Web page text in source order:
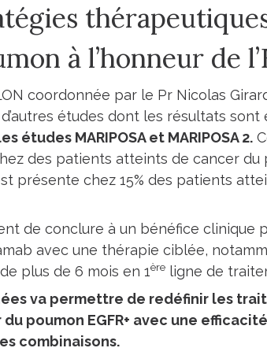
à l’honneur de
coordonnée par le Pr Nicolas
études dont les résultats
études MARIPOSA et MARIPOSA 2.
des patients atteints de cancer du
présente chez 15% des patients
de conclure à un bénéfice clinique
avec une thérapie ciblée,
plus de 6 mois en 1èreligne de
va permettre de redéfinir les
poumon EGFR+ avec une
combinaisons.